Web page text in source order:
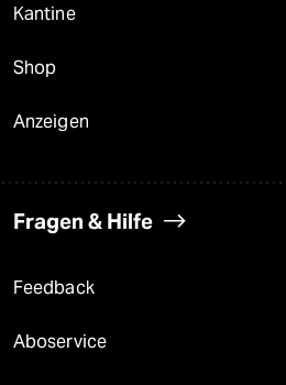
Kantine
Shop
Anzeigen
Fragen & Hilfe
Feedback
Aboservice